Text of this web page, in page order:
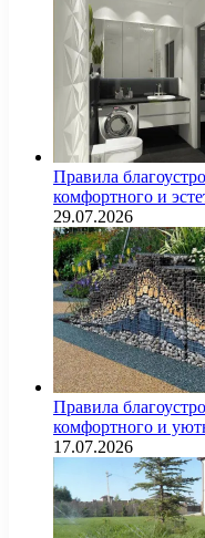
Правила
комфортного и
29.07.2026
Правила
комфортного и
17.07.2026